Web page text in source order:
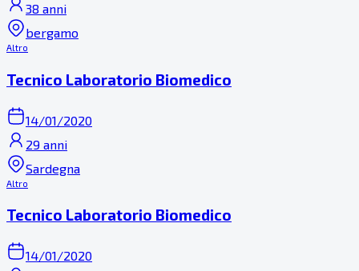
38 anni
bergamo
Altro
Tecnico Laboratorio Biomedico
14/01/2020
29 anni
Sardegna
Altro
Tecnico Laboratorio Biomedico
14/01/2020